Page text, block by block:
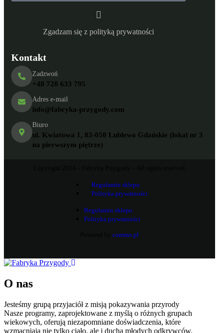
Zgadzam się z polityką prywatności
Kontakt
Zadzwoń
+48 728 633 795
Adres e-mail
info@fabryka-przygody.com
Biuro
ul. Kwiatowa 1, 83-050 Lublewo Gdańskie (lokal nr 3
na pierwszym piętrze)
Regulamin sklepu
Polityka prywatności
Regulamin sklepu
Polityka prywatności
commo.pl
O nas
Jesteśmy grupą przyjaciół z misją pokazywania przyrody
Nasze programy, zaprojektowane z myślą o różnych grupach
wiekowych, oferują niezapomniane doświadczenia, które
wzmacniają nie tylko ciało, ale i ducha młodych odkrywców.